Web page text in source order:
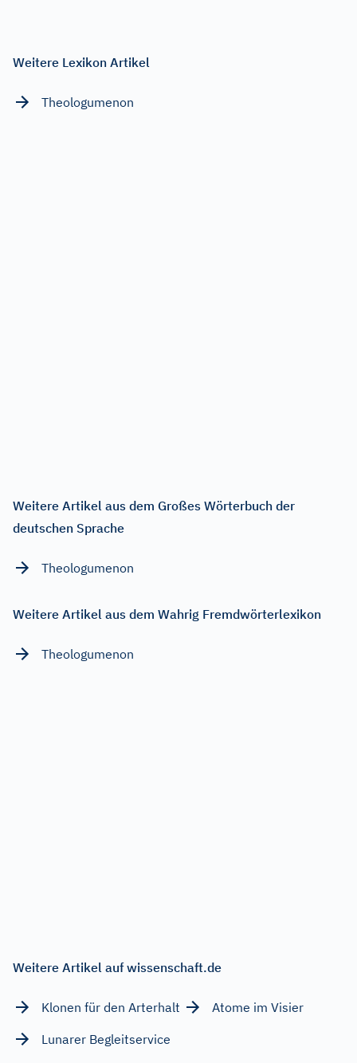
Weitere Lexikon Artikel
Theologumenon
Weitere Artikel aus dem Großes Wörterbuch der
deutschen Sprache
Theologumenon
Weitere Artikel aus dem Wahrig Fremdwörterlexikon
Theologumenon
Weitere Artikel auf wissenschaft.de
Klonen für den Arterhalt
Atome im Visier
Lunarer Begleitservice